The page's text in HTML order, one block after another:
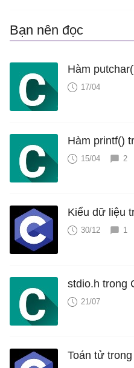
Bạn nên đọc
Hàm
17/04
Hàm printf()
15/04 2
Kiểu dữ liệu
30/12 1
stdio.h trong
21/07
Toán tử